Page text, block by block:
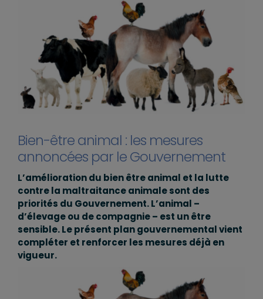
Bien-être animal : les mesures
annoncées par le Gouvernement
L’amélioration du bien être animal et la lutte
contre la maltraitance animale sont des
priorités du Gouvernement. L’animal –
d’élevage ou de compagnie – est un être
sensible. Le présent plan gouvernemental vient
compléter et renforcer les mesures déjà en
vigueur.